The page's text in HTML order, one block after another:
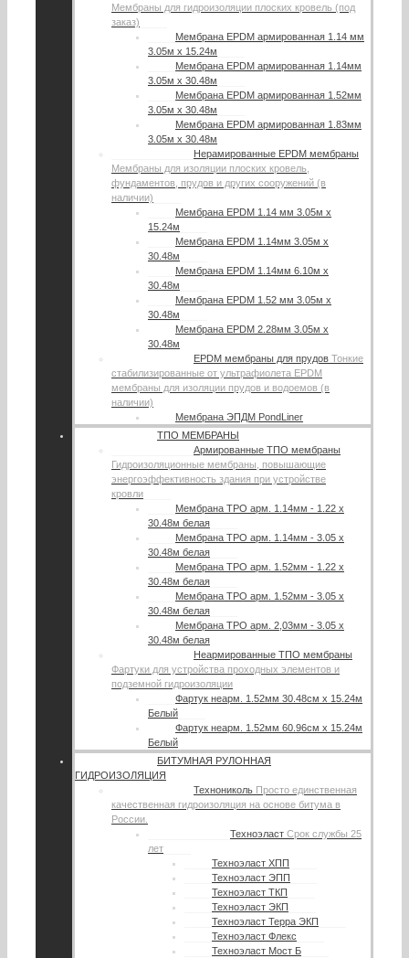
Мембраны для гидроизоляции плоских кровель (под
заказ)
Мембрана EPDM армированная 1.14 мм
3.05м х 15.24м
Мембрана EPDM армированная 1.14мм
3.05м х 30.48м
Мембрана EPDM армированная 1.52мм
3.05м х 30.48м
Мембрана EPDM армированная 1.83мм
3.05м х 30.48м
Нерамированные EPDM мембраны
Мембраны для изоляции плоских кровель,
фундаментов, прудов и других сооружений (в
наличии)
Мембрана EPDM 1.14 мм 3.05м х
15.24м
Мембрана EPDM 1.14мм 3.05м х
30.48м
Мембрана EPDM 1.14мм 6.10м х
30.48м
Мембрана EPDM 1.52 мм 3.05м х
30.48м
Мембрана EPDM 2.28мм 3.05м х
30.48м
EPDM мембраны для прудов Тонкие
стабилизированные от ультрафиолета EPDM
мембраны для изоляции прудов и водоемов (в
наличии)
Мембрана ЭПДМ PondLiner
ТПО МЕМБРАНЫ
Армированные ТПО мембраны
Гидроизоляционные мембраны, повышающие
энергоэффективность здания при устройстве
кровли
Мембрана TPO арм. 1.14мм - 1.22 х
30.48м белая
Мембрана TPO арм. 1.14мм - 3.05 х
30.48м белая
Мембрана TPO арм. 1.52мм - 1.22 х
30.48м белая
Мембрана TPO арм. 1.52мм - 3.05 х
30.48м белая
Мембрана TPO арм. 2,03мм - 3.05 х
30.48м белая
Неармированные ТПО мембраны
Фартуки для устройства проходных элементов и
подземной гидроизоляции
Фартук неарм. 1.52мм 30.48см х 15.24м
Белый
Фартук неарм. 1.52мм 60.96см х 15.24м
Белый
БИТУМНАЯ РУЛОННАЯ
ГИДРОИЗОЛЯЦИЯ
Технониколь Просто единственная
качественная гидроизоляция на основе битума в
России.
Техноэласт Срок службы 25
лет
Техноэласт ХПП
Техноэласт ЭПП
Техноэласт ТКП
Техноэласт ЭКП
Техноэласт Терра ЭКП
Техноэласт Флекс
Техноэласт Мост Б